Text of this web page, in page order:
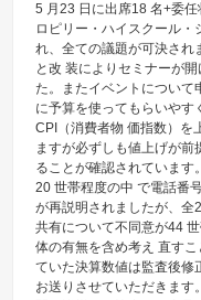
5 月23 日に出席18 名+委
ロピリー・ハイスクール
れ、全ての議題が可決され
と改 装によりセミナーが
た。またイベントについて
に予算を使ってもらいやす
CPI（消費者物 価指数）を
ますが必ずしも値上げが
ることが確認されています
20 世帯程度の中 で電話番
が再説明されましたが、全
共有について不同意が44
体の有無を含め考え 直す
ていた決算数値は監査後修
お送りさせていただきます